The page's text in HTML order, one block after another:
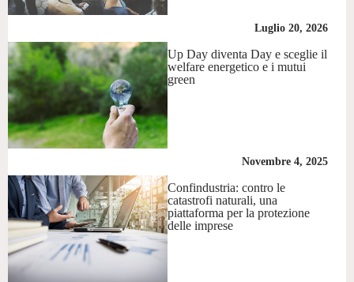
Luglio 20, 2026
Up Day diventa Day e sceglie il
welfare energetico e i mutui
green
Novembre 4, 2025
Confindustria: contro le
catastrofi naturali, una
piattaforma per la protezione
delle imprese